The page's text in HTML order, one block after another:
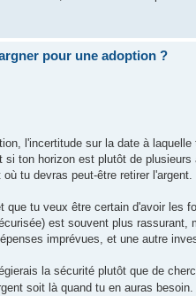
pour une adoption ?
l'incertitude sur la date à
ton horizon est plutôt de
tu devras peut-être retirer l'argent.
tu veux être certain d'avoir les
est souvent plus
imprévues, et une autre
la sécurité plutôt que de
soit là quand tu en auras